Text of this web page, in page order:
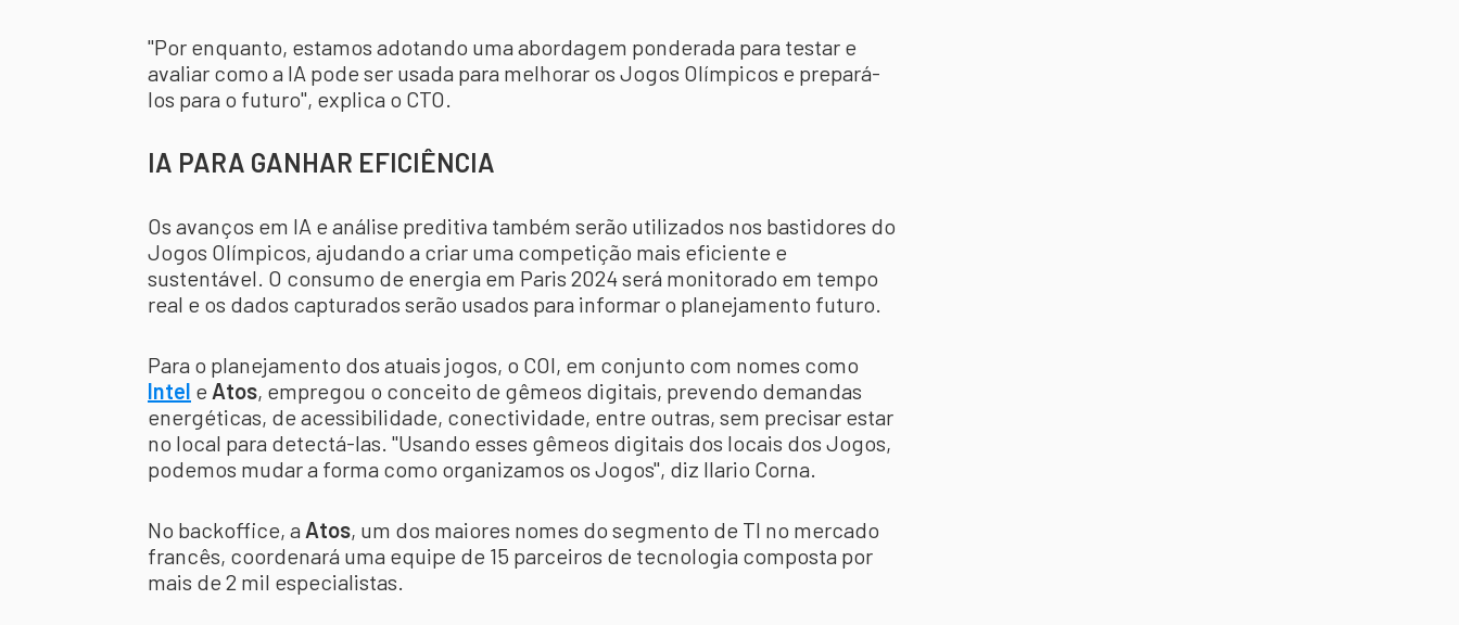
"Por enquanto, estamos adotando uma abordagem ponderada para testar e
avaliar como a IA pode ser usada para melhorar os Jogos Olímpicos e prepará-
los para o futuro", explica o CTO.
IA PARA GANHAR EFICIÊNCIA
Os avanços em IA e análise preditiva também serão utilizados nos bastidores do
Jogos Olímpicos, ajudando a criar uma competição mais eficiente e
sustentável. O consumo de energia em Paris 2024 será monitorado em tempo
real e os dados capturados serão usados para informar o planejamento futuro.
Para o planejamento dos atuais jogos, o COI, em conjunto com nomes como
Intel e Atos, empregou o conceito de gêmeos digitais, prevendo demandas
energéticas, de acessibilidade, conectividade, entre outras, sem precisar estar
no local para detectá-las. "Usando esses gêmeos digitais dos locais dos Jogos,
podemos mudar a forma como organizamos os Jogos", diz Ilario Corna.
No backoffice, a Atos, um dos maiores nomes do segmento de TI no mercado
francês, coordenará uma equipe de 15 parceiros de tecnologia composta por
mais de 2 mil especialistas.